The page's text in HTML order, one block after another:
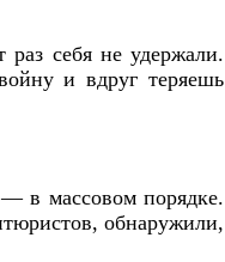
себя не удержали.
и вдруг теряешь
в массовом порядке.
обнаружили,